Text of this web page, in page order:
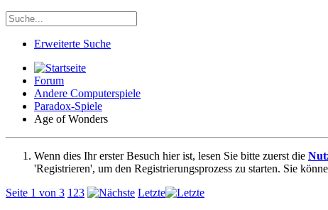
Erweiterte Suche
Forum
Andere Computerspiele
Paradox-Spiele
Age of Wonders
Wenn dies Ihr erster Besuch hier ist, lesen Sie bitte zuerst die
'Registrieren', um den Registrierungsprozess zu starten. Sie
Seite 1 von 3 1 23 Letzte